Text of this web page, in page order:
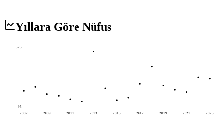
Yıllara Göre Nüfus
2007 2009 2011 2013 2015 2017 2019 2021 2023
375
95